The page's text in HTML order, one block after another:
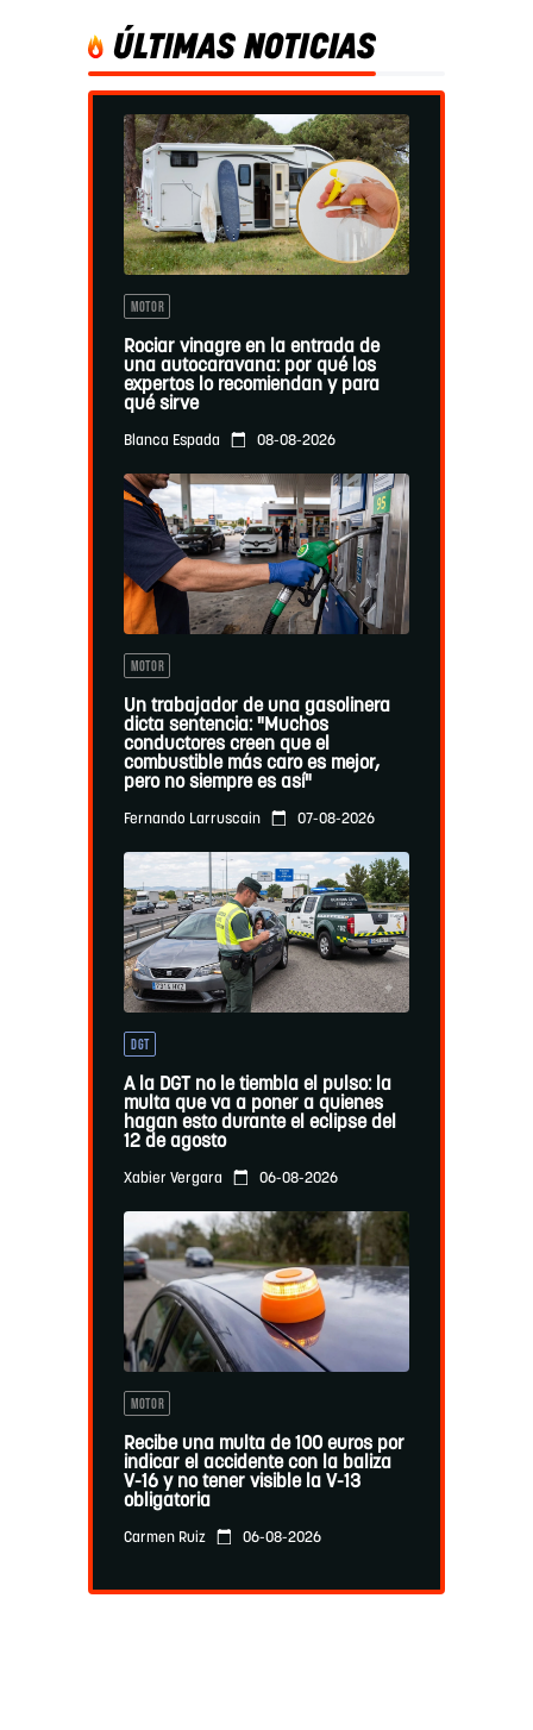
ÚLTIMAS NOTICIAS
MOTOR
Rociar vinagre en la entrada de
una autocaravana: por qué los
expertos lo recomiendan y para
qué sirve
Blanca Espada 08-08-2026
MOTOR
Un trabajador de una gasolinera
dicta sentencia: "Muchos
conductores creen que el
combustible más caro es mejor,
pero no siempre es así"
Fernando Larruscain 07-08-2026
DGT
A la DGT no le tiembla el pulso: la
multa que va a poner a quienes
hagan esto durante el eclipse del
12 de agosto
Xabier Vergara 06-08-2026
MOTOR
Recibe una multa de 100 euros por
indicar el accidente con la baliza
V-16 y no tener visible la V-13
obligatoria
Carmen Ruiz 06-08-2026